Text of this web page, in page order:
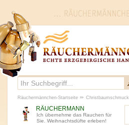
RÄUCHERMANN
Ich übernehme das Rauchen für
Sie. Weihnachtsdüfte erleben!
Räuchermännchen-Startseite Christbaumschmuck